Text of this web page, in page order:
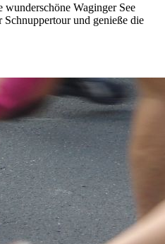
Waginger See
und genieße die